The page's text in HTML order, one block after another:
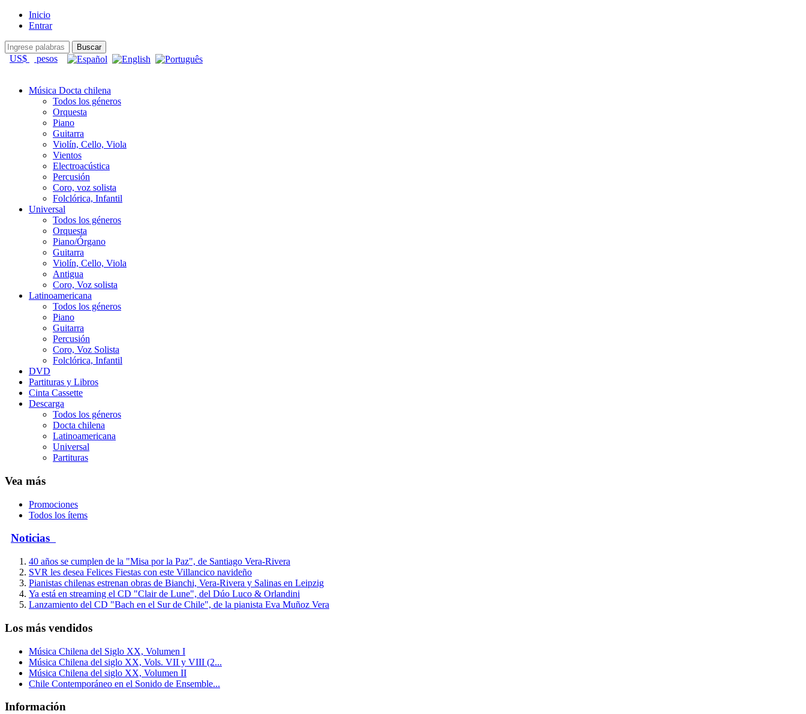
Inicio
Entrar
US$ pesos
Música Docta chilena
Todos los géneros
Orquesta
Piano
Guitarra
Violín, Cello, Viola
Vientos
Electroacústica
Percusión
Coro, voz solista
Folclórica, Infantil
Universal
Todos los géneros
Orquesta
Piano/Órgano
Guitarra
Violín, Cello, Viola
Antigua
Coro, Voz solista
Latinoamericana
Todos los géneros
Piano
Guitarra
Percusión
Coro, Voz Solista
Folclórica, Infantil
DVD
Partituras y Libros
Cinta Cassette
Descarga
Todos los géneros
Docta chilena
Latinoamericana
Universal
Partituras
Vea más
Promociones
Todos los ítems
Noticias
40 años se cumplen de la "Misa por la Paz", de Santiago Vera-Rivera
SVR les desea Felices Fiestas con este Villancico navideño
Pianistas chilenas estrenan obras de Bianchi, Vera-Rivera y Salinas en Leipzig
Ya está en streaming el CD "Clair de Lune", del Dúo Luco & Orlandini
Lanzamiento del CD "Bach en el Sur de Chile", de la pianista Eva Muñoz Vera
Los más vendidos
Música Chilena del Siglo XX, Volumen I
Música Chilena del siglo XX, Vols. VII y VIII (2...
Música Chilena del siglo XX, Volumen II
Chile Contemporáneo en el Sonido de Ensemble...
Información